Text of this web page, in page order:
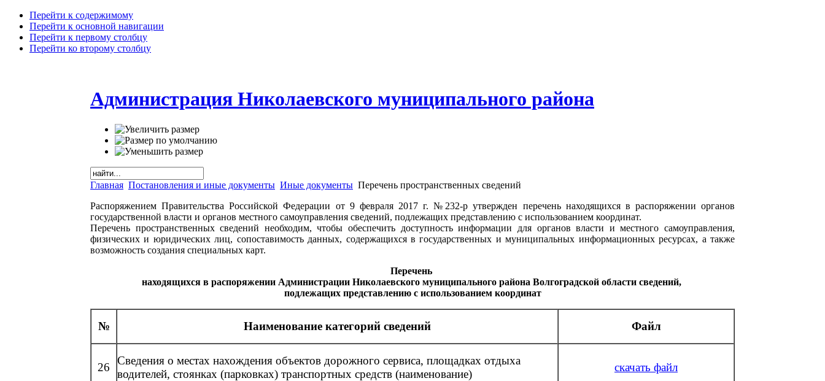
Перейти к содержимому
Перейти к основной навигации
Перейти к первому столбцу
Перейти ко второму столбцу
Администрация Николаевского муниципального района
Главная Постановления и иные документы Иные документы Перечень пространственных сведений
Распоряжением Правительства Российской Федерации от 9 февраля 2017 г. №232-р утвержден перечень находящихся в распоряжении органов
государственной власти и органов местного самоуправления сведений, подлежащих представлению с использованием координат.
Перечень пространственных сведений необходим, чтобы обеспечить доступность информации для органов власти и местного самоуправления,
физических и юридических лиц, сопоставимость данных, содержащихся в государственных и муниципальных информационных ресурсах, а также
возможность создания специальных карт.
Перечень
находящихся в распоряжении Администрации Николаевского муниципального района Волгоградской области сведений,
подлежащих представлению с использованием координат
№ Наименование категорий сведений Файл
26
Сведения о местах нахождения объектов дорожного сервиса, площадках отдыха
водителей, стоянках (парковках) транспортных средств (наименование)
скачать файл